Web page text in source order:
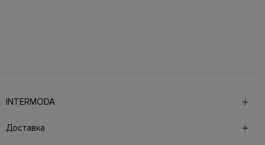
INTERMODA
брендов на 4 этажах в самом центре города. На сайте
также презентованы новинки с последних показов и
Доставка